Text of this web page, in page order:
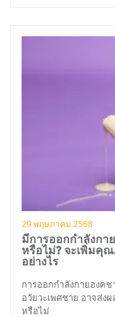
29 พฤษภาคม 2568
มีการออกกำลังกา
หรือไม่? จะเพิ่มคุ
อย่างไร
การออกกำลังกายองค
อวัยวะเพศชาย อาจส่
หรือไม่